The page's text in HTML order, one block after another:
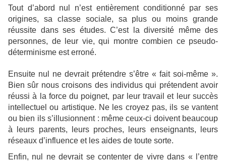
Tout d’abord nul n’est entièrement conditionné par ses
origines, sa classe sociale, sa plus ou moins grande
réussite dans ses études. C’est la diversité même des
personnes, de leur vie, qui montre combien ce pseudo-
déterminisme est erroné.
Ensuite nul ne devrait prétendre s’être « fait soi-même ».
Bien sûr nous croisons des individus qui prétendent avoir
réussi à la force du poignet, par leur travail et leur succès
intellectuel ou artistique. Ne les croyez pas, ils se vantent
ou bien ils s’illusionnent : même ceux-ci doivent beaucoup
à leurs parents, leurs proches, leurs enseignants, leurs
réseaux d’influence et les aides de toute sorte.
Enfin, nul ne devrait se contenter de vivre dans « l’entre